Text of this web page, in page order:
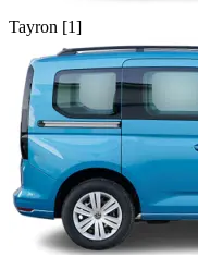
Tayron [1]